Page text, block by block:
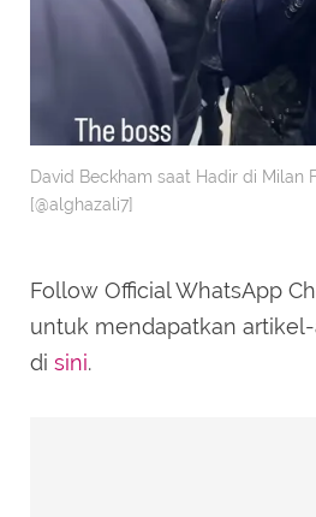
David Beckham saat Hadir di Milan
[@alghazali7]
Follow Official WhatsApp
untuk mendapatkan
di sini.